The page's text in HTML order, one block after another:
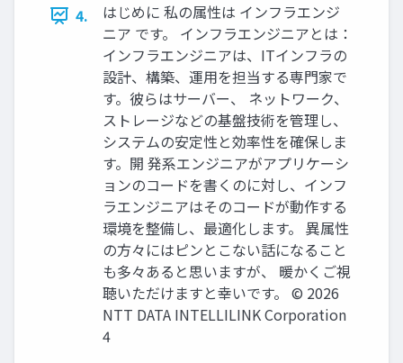
4.
はじめに 私の属性は インフラエンジ
ニア です。 インフラエンジニアとは：
インフラエンジニアは、ITインフラの
設計、構築、運用を担当する専門家で
す。彼らはサーバー、 ネットワーク、
ストレージなどの基盤技術を管理し、
システムの安定性と効率性を確保しま
す。開 発系エンジニアがアプリケーシ
ョンのコードを書くのに対し、インフ
ラエンジニアはそのコードが動作する
環境を整備し、最適化します。 異属性
の方々にはピンとこない話になること
も多々あると思いますが、 暖かくご視
聴いただけますと幸いです。 © 2026
NTT DATA INTELLILINK Corporation
4